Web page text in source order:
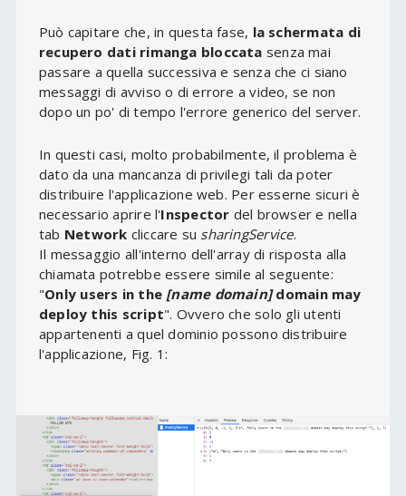
Può capitare che, in questa fase, la schermata di
recupero dati rimanga bloccata senza mai
passare a quella successiva e senza che ci siano
messaggi di avviso o di errore a video, se non
dopo un po' di tempo l'errore generico del server.
In questi casi, molto probabilmente, il problema è
dato da una mancanza di privilegi tali da poter
distribuire l'applicazione web. Per esserne sicuri è
necessario aprire l'Inspector del browser e nella
tab Network cliccare su sharingService.
Il messaggio all'interno dell'array di risposta alla
chiamata potrebbe essere simile al seguente:
"Only users in the [name domain]domain may
deploy this script". Ovvero che solo gli utenti
appartenenti a quel dominio possono distribuire
l'applicazione, Fig. 1: